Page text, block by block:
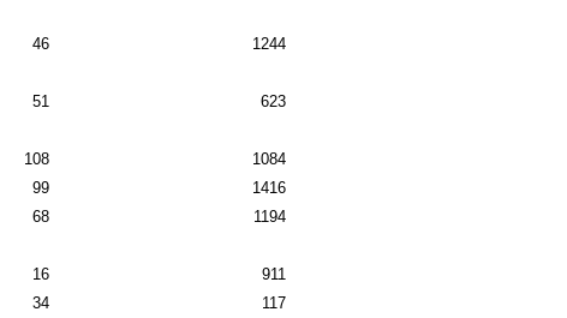
46
1244
51
623
108
1084
99
1416
68
1194
16
911
34
117